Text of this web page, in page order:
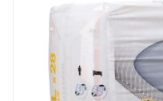
Diepte 73 mm
Hoeveelheid
Verpakking
5 p/s